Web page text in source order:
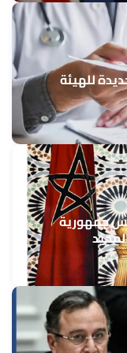
للهيئة
جمهورية